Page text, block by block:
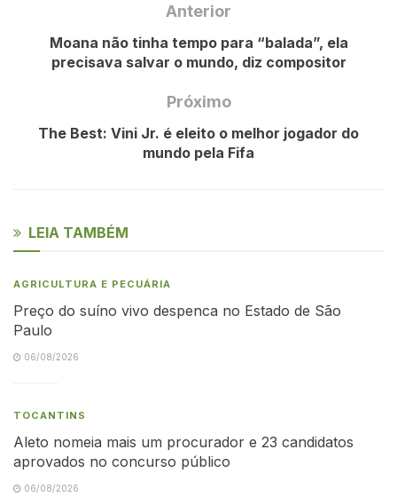
Anterior
Moana não tinha tempo para “balada”, ela
precisava salvar o mundo, diz compositor
Próximo
The Best: Vini Jr. é eleito o melhor jogador do
mundo pela Fifa
LEIA TAMBÉM
AGRICULTURA E PECUÁRIA
Preço do suíno vivo despenca no Estado de São
Paulo
06/08/2026
TOCANTINS
Aleto nomeia mais um procurador e 23 candidatos
aprovados no concurso público
06/08/2026